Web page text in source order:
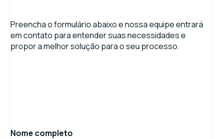
Preencha o formulário abaixo e nossa equipe entrará
em contato para entender suas necessidades e
propor a melhor solução para o seu processo.
Nome completo